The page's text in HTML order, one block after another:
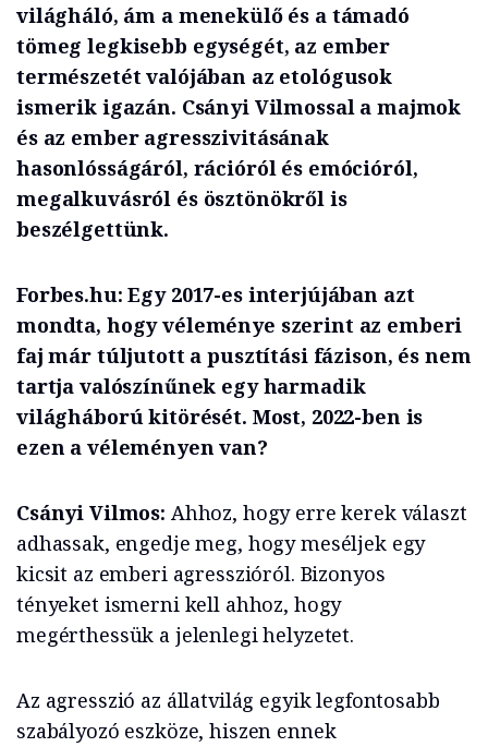
világháló, ám a menekülő és a támadó
tömeg legkisebb egységét, az ember
természetét valójában az etológusok
ismerik igazán. Csányi Vilmossal a majmok
és az ember agresszivitásának
hasonlósságáról, rációról és emócióról,
megalkuvásról és ösztönökről is
beszélgettünk.
Forbes.hu: Egy 2017-es interjújában azt
mondta, hogy véleménye szerint az emberi
faj már túljutott a pusztítási fázison, és nem
tartja valószínűnek egy harmadik
világháború kitörését. Most, 2022-ben is
ezen a véleményen van?
Csányi Vilmos: Ahhoz, hogy erre kerek választ
adhassak, engedje meg, hogy meséljek egy
kicsit az emberi agresszióról. Bizonyos
tényeket ismerni kell ahhoz, hogy
megérthessük a jelenlegi helyzetet.
Az agresszió az állatvilág egyik legfontosabb
szabályozó eszköze, hiszen ennek